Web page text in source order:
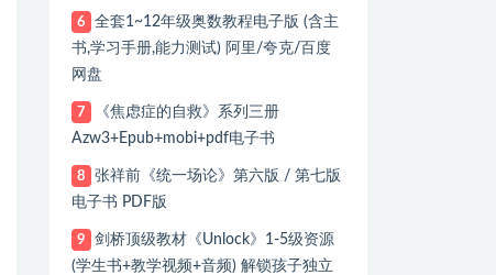
6
全套1~12年级奥数教程电子版 (含主
书,学习手册,能力测试) 阿里/夸克/百度
网盘
7
《焦虑症的自救》系列三册
Azw3+Epub+mobi+pdf电子书
8
张祥前《统一场论》第六版 / 第七版
电子书 PDF版
9
剑桥顶级教材《Unlock》1-5级资源
(学生书+教学视频+音频) 解锁孩子独立